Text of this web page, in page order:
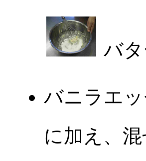
バ
バニラエ
に加え、